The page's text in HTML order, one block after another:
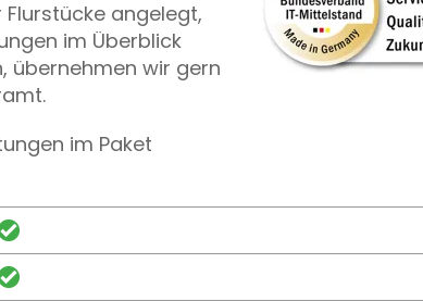
angelegt,
im Überblick
übernehmen wir gern
im Paket